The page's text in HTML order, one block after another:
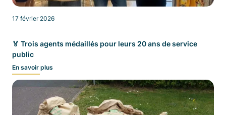
17 février 2026
🏅 Trois agents médaillés pour leurs 20 ans de service
public
En savoir plus